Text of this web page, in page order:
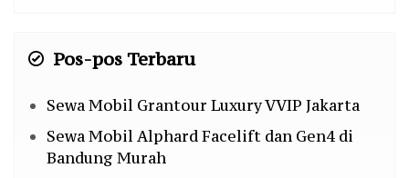
Pos-pos Terbaru
Sewa Mobil Grantour Luxury VVIP Jakarta
Sewa Mobil Alphard Facelift dan Gen4 di
Bandung Murah